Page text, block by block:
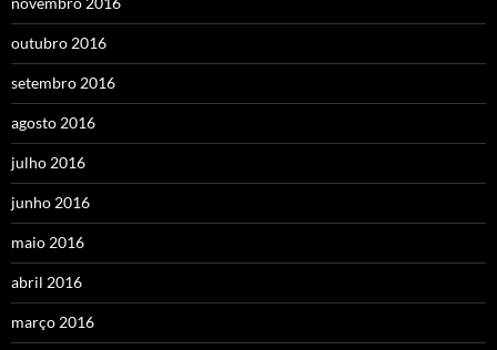
outubro 2016
setembro 2016
agosto 2016
julho 2016
junho 2016
maio 2016
abril 2016
março 2016